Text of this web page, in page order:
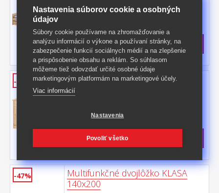
prevedenie výška sedu postele 37 cm
drevené latkové rošty sú v cene, matrace
úložný priestor alebo ako prístelku
odporúčaná výška matraca pre prístelku 10
cm doporučený rozmer matracov 90 × 200
cm
Skladom> 5 ks
179 €s DPH
-47% 344 € **
-43% Komoda 5
materiál masív borovica, lakované
pojazdmi, skrinka s dvierkami a variabilnou
policou hĺbka zásuvky 27,5 cm
Kód produktu: 5
Skladom: 10.8.2026
205,50 €s DPH
-43% 362 € **
-47%
Multifunkčné dvojlôžko KLASA
140x200
Nastavenia súborov cookie a osobných
údajov
Súbory cookie používame na zhromažďovanie a
analýzu informácií o výkone a používaní stránky, na
zabezpečenie funkcií sociálnych médií a na zlepšenie
a prispôsobenie obsahu a reklám. So súhlasom
môžeme tiež odovzdať určité osobné údaje
marketingovým platformám na marketingové účely.
Viac informácií
Nastavenia
Povoliť všetko